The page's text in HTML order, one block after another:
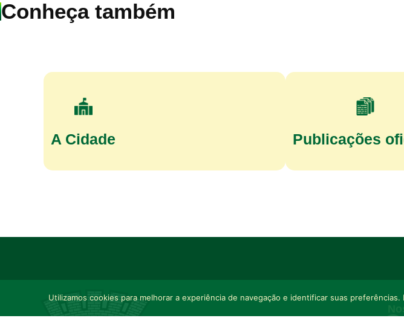
Conheça também
A Cidade Publicações
Utilizamos cookies para melhorar a experiência de navegação e identificar suas